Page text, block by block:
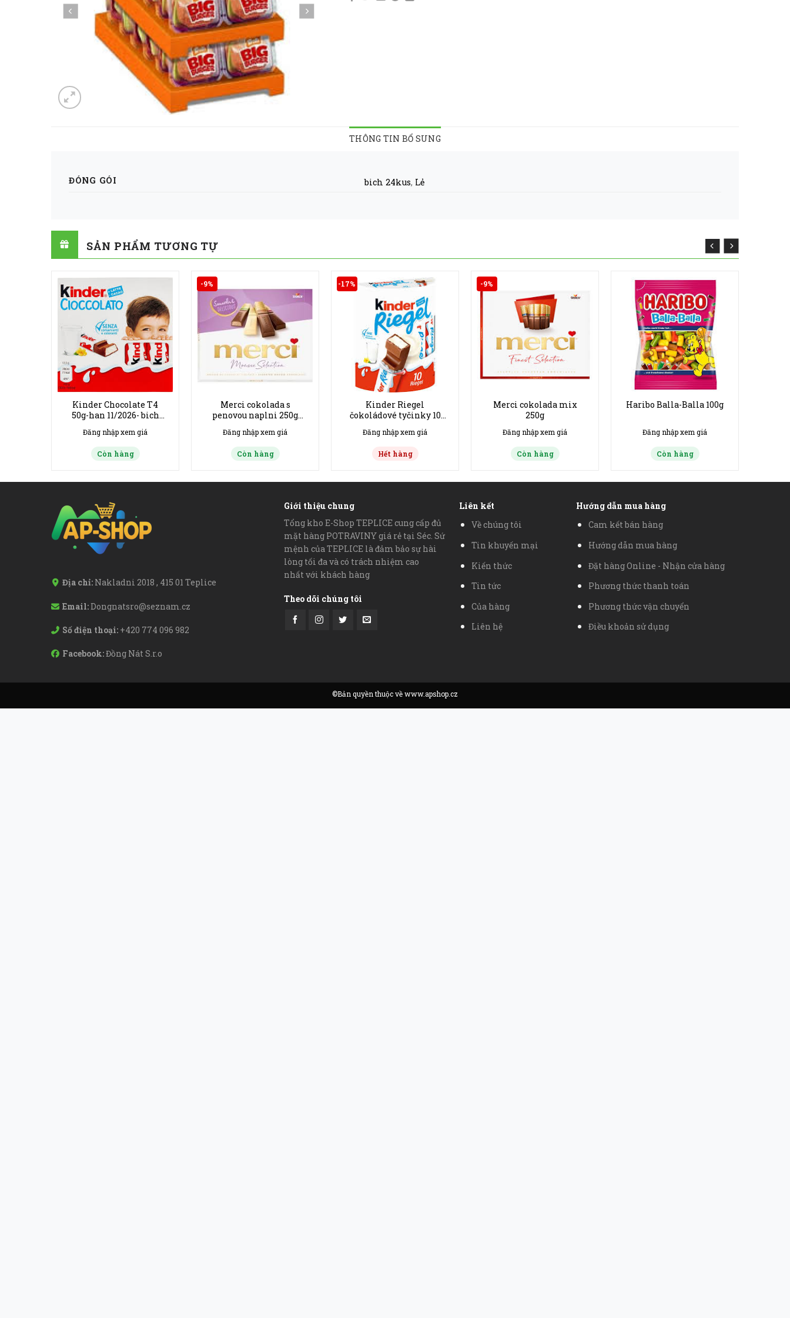
THÔNG TIN BỔ SUNG
ĐÓNG GÓI bich 24kus, Lẻ
SẢN PHẨM TƯƠNG TỰ
Kinder Chocolate T4
50g-han 11/2026- bich
Đăng nhập xem giá
Còn hàng
-9%
Merci cokolada s
penovou naplni 250g
Đăng nhập xem giá
Còn hàng
-17%
Kinder Riegel
čokoládové tyčinky 10
Đăng nhập xem giá
Hết hàng
-9%
Merci cokolada mix
250g
Đăng nhập xem giá
Còn hàng
Haribo Balla-Balla 100g
Đăng nhập xem giá
Còn hàng
Địa chỉ: Nakladni 2018 , 415 01 Teplice
Email:Dongnatsro@seznam.cz
Số điện thoại: +420 774 096 982
Facebook:Đồng Nát S.r.o
Giới thiệu chung
Tổng kho E-Shop TEPLICE cung cấp đủ
mặt hàng POTRAVINY giá rẻ tại Séc. Sứ
mệnh của TEPLICE là đảm bảo sự hài
lòng tối đa và có trách nhiệm cao
nhất với khách hàng
Theo dõi chúng tôi
Liên kết
Về chúng tôi
Tin khuyến mại
Kiến thức
Tin tức
Của hàng
Liên hệ
Hướng dẫn mua hàng
Cam kết bán hàng
Hướng dẫn mua hàng
Đặt hàng Online - Nhận cửa hàng
Phương thức thanh toán
Phương thức vận chuyển
Điều khoản sử dụng
©Bản quyền thuộc về www.apshop.cz